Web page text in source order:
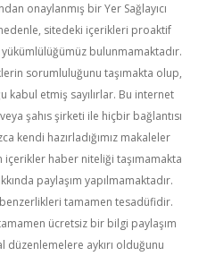
onaylanmış bir Yer Sağlayıcı
sitedeki içerikleri proaktif
bulunmamaktadır.
sorumluluğunu taşımakta olup,
kabul etmiş sayılırlar. Bu internet
şahıs şirketi ile hiçbir bağlantısı
kendi hazırladığımız makaleler
içerikler haber niteliği taşımamakta
paylaşım yapılmamaktadır.
tamamen tesadüfidir.
ücretsiz bir bilgi paylaşım
aykırı olduğunu